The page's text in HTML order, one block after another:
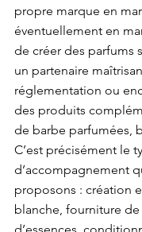
propre marque en
éventuellement en
de créer des parfums
un partenaire
réglementation ou
des produits
de barbe parfumées,
C’est précisément le
d’accompagnement
proposons : création
blanche, fourniture